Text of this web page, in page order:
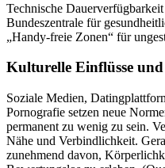
Technische
Bundeszentrale für
„Handy-freie Zonen“ für
Kulturelle Einflüsse und
Soziale Medien,
Pornografie setzen neue
permanent zu wenig zu sein.
Nähe und Verbindlichkeit.
zunehmend davon,